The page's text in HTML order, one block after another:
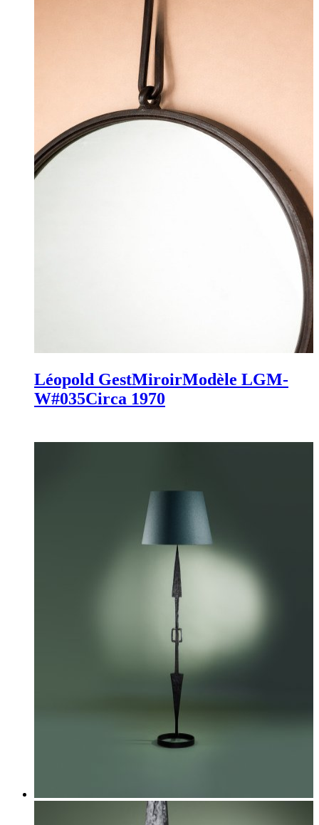
Léopold GestMiroirModèle LGM-
W#035Circa 1970